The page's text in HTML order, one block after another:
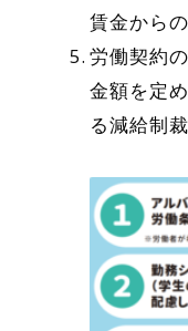
賃金から
労働契約
金額を定
る減給制